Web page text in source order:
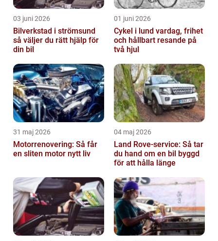
03 juni 2026
Bilverkstad i strömsund
så väljer du rätt hjälp för
din bil
01 juni 2026
Cykel i lund vardag, frihet
och hållbart resande på
två hjul
31 maj 2026
Motorrenovering: Så får
en sliten motor nytt liv
04 maj 2026
Land Rove-service: Så tar
du hand om en bil byggd
för att hålla länge